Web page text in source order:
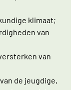
klimaat;
van
van
de jeugdige,